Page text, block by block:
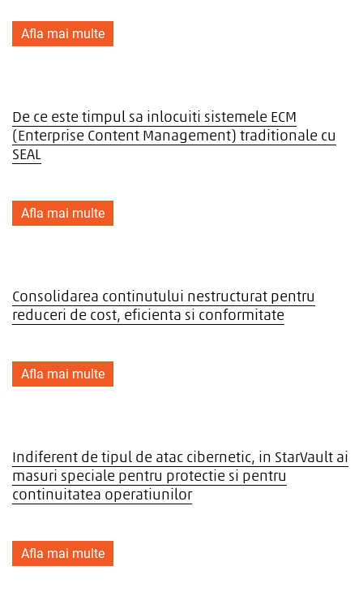
Afla mai multe
De ce este timpul sa inlocuiti sistemele ECM
(Enterprise Content Management) traditionale cu
SEAL
Afla mai multe
Consolidarea continutului nestructurat pentru
reduceri de cost, eficienta si conformitate
Afla mai multe
Indiferent de tipul de atac cibernetic, in StarVault ai
masuri speciale pentru protectie si pentru
continuitatea operatiunilor
Afla mai multe